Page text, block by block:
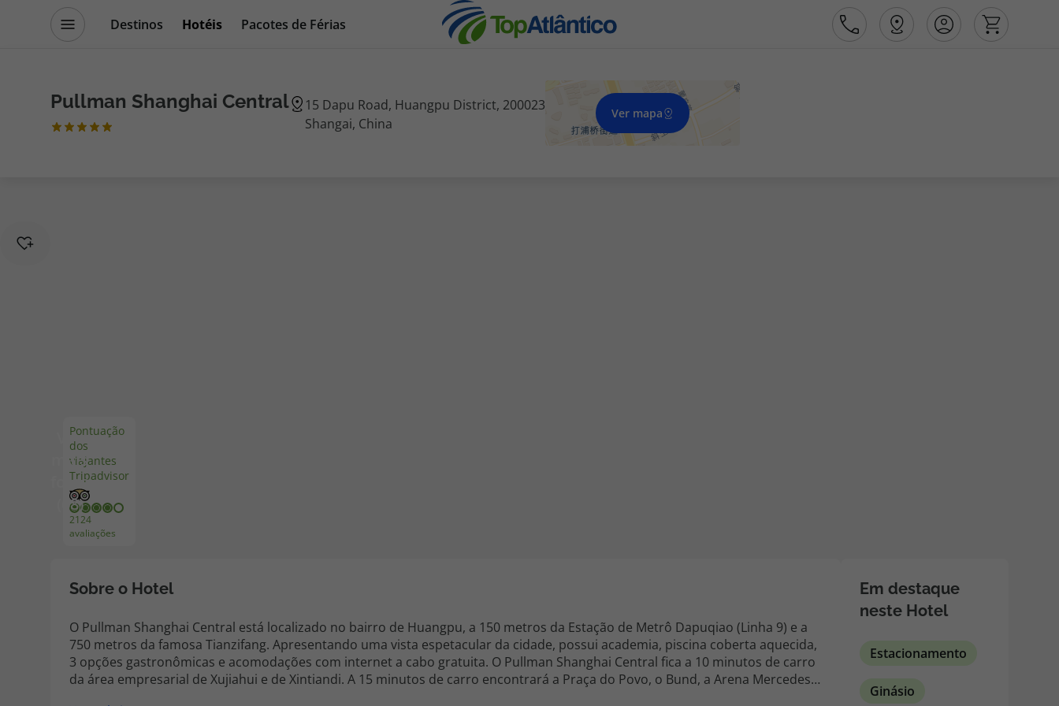
Destinos Hotéis
Pacotes de Férias
Disneyland ® Paris
Pullman Shanghai Central
15 Dapu Road, Huangpu District, 200023
Shangai, China
Ver mapa
Pontuação
dos
viajantes
Tripadvisor
2124
avaliações
Ver
mais
fotos
(68)
Sobre o Hotel
O Pullman Shanghai Central está localizado no bairro de Huangpu, a 150 metros da Estação de Metrô Dapuqiao (Linha 9) e a
750 metros da famosa Tianzifang. Apresentando uma vista espetacular da cidade, possui academia, piscina coberta aquecida,
3 opções gastronômicas e acomodações com internet a cabo gratuita. O Pullman Shanghai Central fica a 10 minutos de carro
da área empresarial de Xujiahui e de Xintiandi. A 15 minutos de carro encontrará a Praça do Povo, o Bund, a Arena Mercedes-
Em destaque
neste Hotel
Estacionamento
Ginásio